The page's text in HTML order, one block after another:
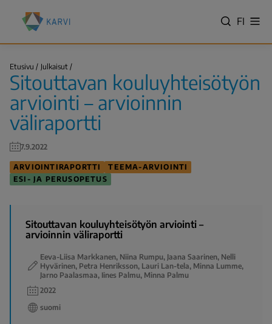
pääsisältöön
Kansallinen
koulutuksen
arviointikeskus
VÄLJ
SPRÅK
FI
Murupolku
Etusivu Julkaisut
arviointi
…
Sitouttavan kouluyhteisötyön
arviointi – arvioinnin
väliraportti
7.9.2022
ARVIOINTIRAPORTTI
TEEMA-ARVIOINTI
ESI- JA PERUSOPETUS
Sitouttavan kouluyhteisötyön arviointi –
arvioinnin väliraportti
Eeva-Liisa Markkanen, Niina Rumpu, Jaana Saarinen, Nelli
Hyvärinen, Petra Henriksson, Lauri Lan-tela, Minna Lumme,
Jarno Paalasmaa, Iines Palmu, Minna Palmu
2022
suomi